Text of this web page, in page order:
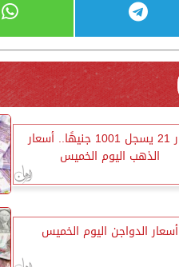
عيار 21 يسجل 1001 جنيهًا.. أسعار
الذهب اليوم الخميس
أسعار الدواجن اليوم الخميس